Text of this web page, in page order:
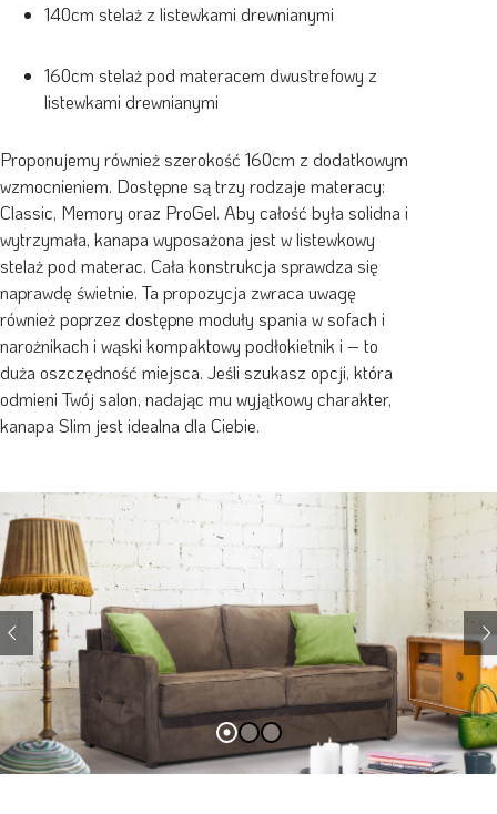
140cm stelaż z listewkami drewnianymi
160cm stelaż pod materacem dwustrefowy z
listewkami drewnianymi
Proponujemy również szerokość 160cm z dodatkowym
wzmocnieniem. Dostępne są trzy rodzaje materacy:
Classic, Memory oraz ProGel. Aby całość była solidna i
wytrzymała, kanapa wyposażona jest w listewkowy
stelaż pod materac. Cała konstrukcja sprawdza się
naprawdę świetnie. Ta propozycja zwraca uwagę
również poprzez dostępne moduły spania w sofach i
narożnikach i wąski kompaktowy podłokietnik i – to
duża oszczędność miejsca. Jeśli szukasz opcji, która
odmieni Twój salon, nadając mu wyjątkowy charakter,
kanapa Slim jest idealna dla Ciebie.